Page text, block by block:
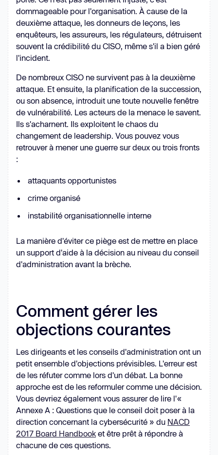
dommageable pour l'organisation. À cause de la
deuxième attaque, les donneurs de leçons, les
enquêteurs, les assureurs, les régulateurs, détruisent
souvent la crédibilité du CISO, même s'il a bien géré
l'incident.
De nombreux CISO ne survivent pas à la deuxième
attaque. Et ensuite, la planification de la succession,
ou son absence, introduit une toute nouvelle fenêtre
de vulnérabilité. Les acteurs de la menace le savent.
Ils s'acharnent. Ils exploitent le chaos du
changement de leadership. Vous pouvez vous
retrouver à mener une guerre sur deux ou trois fronts
:
attaquants opportunistes
crime organisé
instabilité organisationnelle interne
La manière d'éviter ce piège est de mettre en place
un support d'aide à la décision au niveau du conseil
d'administration avant la brèche.
Comment gérer les
objections courantes
Les dirigeants et les conseils d'administration ont un
petit ensemble d'objections prévisibles. L'erreur est
de les réfuter comme lors d'un débat. La bonne
approche est de les reformuler comme une décision.
Vous devriez également vous assurer de lire l'«
Annexe A : Questions que le conseil doit poser à la
direction concernant la cybersécurité » du NACD
2017 Board Handbook et être prêt à répondre à
chacune de ces questions.